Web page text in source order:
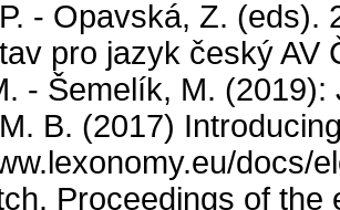
- Opavská, Z. (eds).
pro jazyk český AV
- Šemelík, M.
B. (2017)
docs/
Proceedings of the